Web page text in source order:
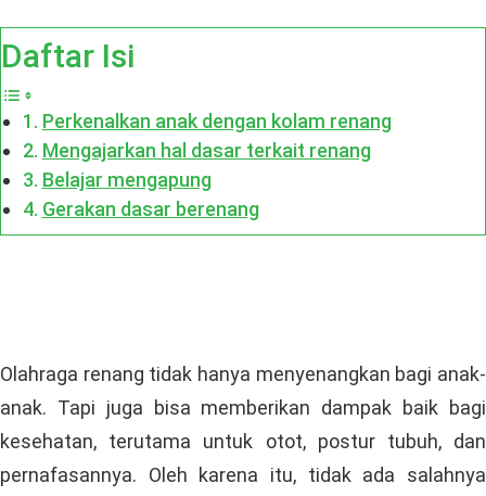
Daftar Isi
Perkenalkan anak dengan kolam renang
Mengajarkan hal dasar terkait renang
Belajar mengapung
Gerakan dasar berenang
Olahraga renang tidak hanya menyenangkan bagi anak-
anak. Tapi juga bisa memberikan dampak baik bagi
kesehatan, terutama untuk otot, postur tubuh, dan
pernafasannya. Oleh karena itu, tidak ada salahnya